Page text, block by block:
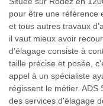
pour être une référence
et tous autres travaux
il vaut mieux avoir
d’élagage consiste à
taille précise et posée,
appel à un spécialiste
régissent le métier.
des services d'élagage